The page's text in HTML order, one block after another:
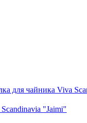
для чайника Viva
"Jaimi"